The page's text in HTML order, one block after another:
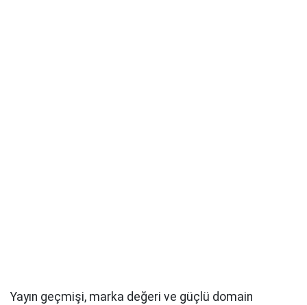
Yayın geçmişi, marka değeri ve güçlü domain